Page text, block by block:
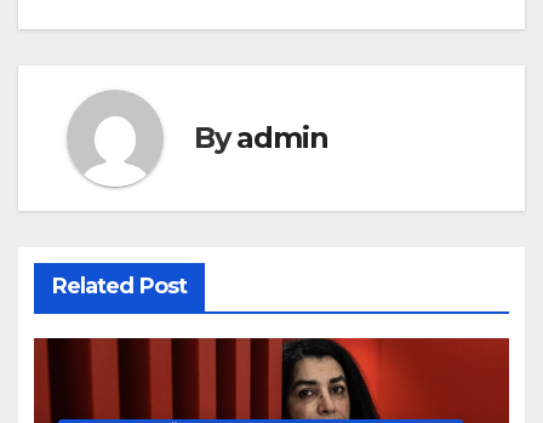
Byadmin
Related Post